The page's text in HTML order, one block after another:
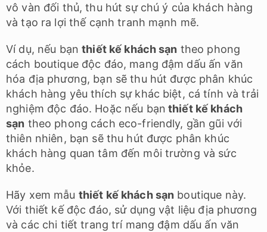
vô vàn đối thủ, thu hút sự chú ý của khách hàng
và tạo ra lợi thế cạnh tranh mạnh mẽ.
Ví dụ, nếu bạnthiết kế khách sạn theo phong
cách boutique độc đáo, mang đậm dấu ấn văn
hóa địa phương, bạn sẽ thu hút được phân khúc
khách hàng yêu thích sự khác biệt, cá tính và trải
nghiệm độc đáo. Hoặc nếu bạn thiết kế khách
sạn theo phong cách eco-friendly, gần gũi với
thiên nhiên, bạn sẽ thu hút được phân khúc
khách hàng quan tâm đến môi trường và sức
khỏe.
Hãy xem mẫu thiết kế khách sạn boutique này.
Với thiết kế độc đáo, sử dụng vật liệu địa phương
và các chi tiết trang trí mang đậm dấu ấn văn